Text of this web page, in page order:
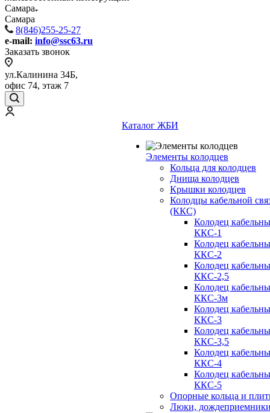
Самара
Самара
8(846)255-25-27
e-mail: info@ssc63.ru
Заказать звонок
ул.Калинина 34Б,
офис 74, этаж 7
Каталог ЖБИ
Элементы колодцев
Кольца для колодцев
Днища колодцев
Крышки колодцев
Колодцы кабельной
(ККС)
Колодец
ККС-1
Колодец
ККС-2
Колодец
ККС-2,5
Колодец
ККС-3м
Колодец
ККС-3
Колодец
ККС-3,5
Колодец
ККС-4
Колодец
ККС-5
Опорные кольца и
Люки,